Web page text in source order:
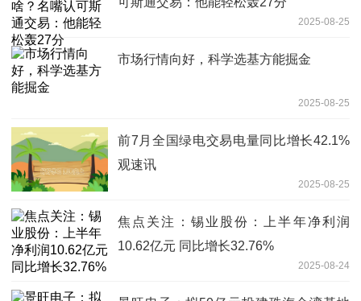
2025-08-25
市场行情向好，科学选基方能掘金
2025-08-25
前7月全国绿电交易电量同比增长42.1%
观速讯
2025-08-25
焦点关注：锡业股份：上半年净利润
10.62亿元 同比增长32.76%
2025-08-24